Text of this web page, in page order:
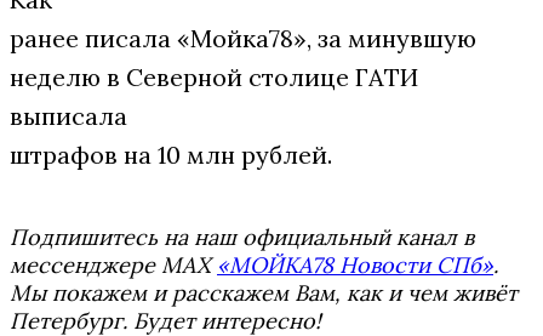
ранее писала «Мойка78», за минувшую
неделю в Северной столице ГАТИ
выписала
штрафов на 10 млн рублей.
Подпишитесь на наш официальный канал в
мессенджере MAX«МОЙКА78 Новости СПб».
Мы покажем и расскажем Вам, как и чем живёт
Петербург. Будет интересно!